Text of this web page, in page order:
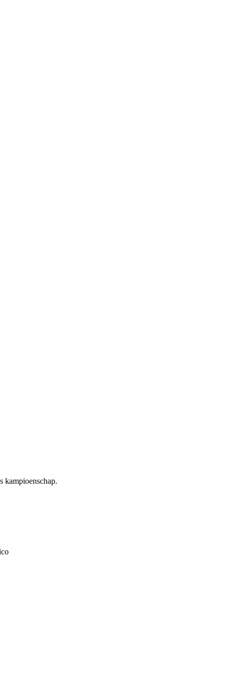
kampioenschap.